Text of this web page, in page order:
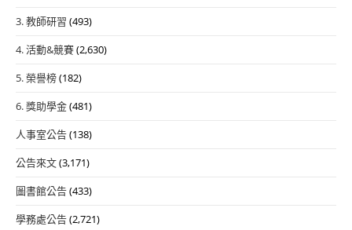
3. 教師研習 (493)
4. 活動&競賽(2,630)
5. 榮譽榜(182)
6. 獎助學金(481)
人事室公告(138)
公告來文(3,171)
圖書館公告(433)
學務處公告(2,721)